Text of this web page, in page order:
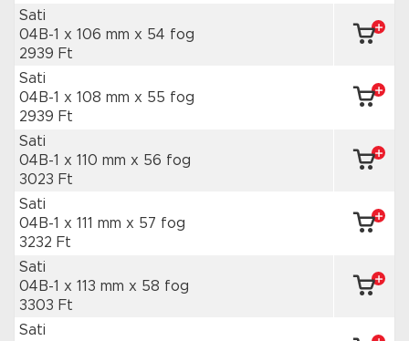
Sati
04B-1 x 106 mm x 54 fog
2939 Ft
Sati
04B-1 x 108 mm x 55 fog
2939 Ft
Sati
04B-1 x 110 mm x 56 fog
3023 Ft
Sati
04B-1 x 111 mm x 57 fog
3232 Ft
Sati
04B-1 x 113 mm x 58 fog
3303 Ft
Sati